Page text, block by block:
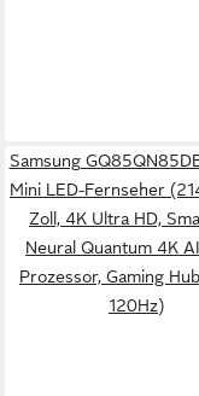
Samsung
Mini LED-Fernseher
Zoll, 4K Ultra HD,
Neural Quantum 4K
Prozessor, Gaming
120Hz)